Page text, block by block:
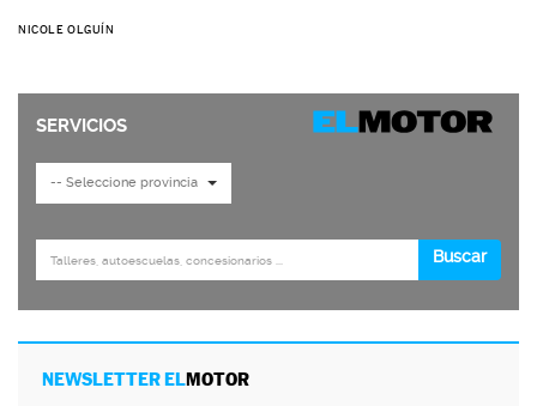
NICOLE OLGUÍN
NEWSLETTER ELMOTOR